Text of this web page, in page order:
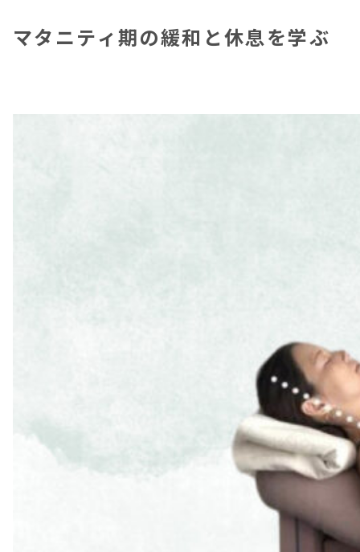
クラス構成と発表
マタニティ期の緩和と休息を学ぶ